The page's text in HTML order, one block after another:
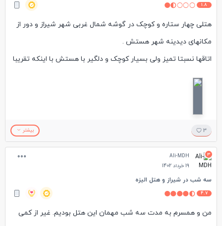
1.8
هتلی چهار ستاره و کوچک در گوشه شمال غربی شهر شیراز و دور از
مکانهای دیدینه شهر هستش .
اتاقها نسبتا تمیز ولی بسیار کوچک و دلگیر با هستش با اینکه تقریبا
نوساز هستن اما سرویس اتاق ما شکسته و کهنه بود . کیفیت
اینکه من هتل رو برای خودم همسرم و دخترم برای دوشب رزرو کرده
بودم ولی بیشتر از یک شب نتونستم تحملش کنم و روز دوم به هتل
دیگه ای رفتم در کل امکانات و سرویس دهی هتل مناسب نبود و با
توجه به تجربه اقامت در تعدادی زیادی از هتلهای شیراز مثل هتل
بزرگ شیراز و هتل چمران و هتل پرسپولیس و پارس و ... با این قیمت
اصلا پیشنهادش نمیکنم
3 بیشتر
3
Ali-MDH
19 خرداد 1402
سه شب در شیراز و هتل الیزه
4.7
من و همسرم به مدت سه شب مهمان این هتل بودیم. غیر از کمی